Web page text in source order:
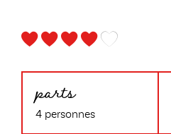
parts
4 personnes